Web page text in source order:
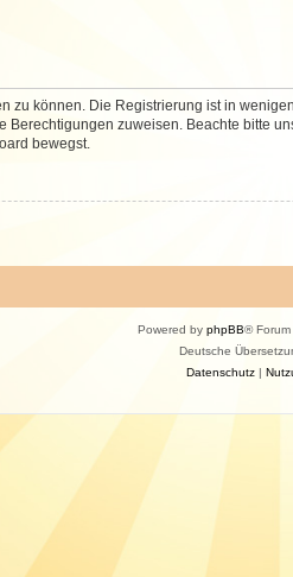
zu können. Die Registrierung ist in
zuweisen. Beachte bitte
bewegst.
Powered by phpBB®
Deutsche
Datenschutz|